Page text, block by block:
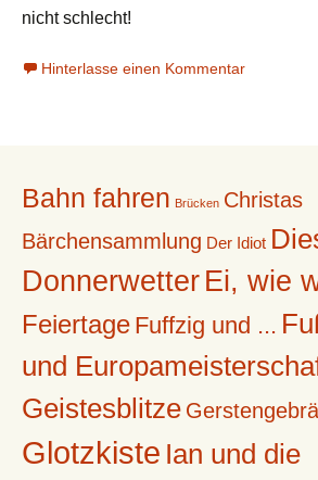
nicht schlecht!
Hinterlasse einen Kommentar
Bahn fahren Brücken Christas
Bärchensammlung Der Idiot
Donnerwetter Ei, wie
Feiertage Fuffzig und ...
und
Geistesblitze
Glotzkiste Ian und die